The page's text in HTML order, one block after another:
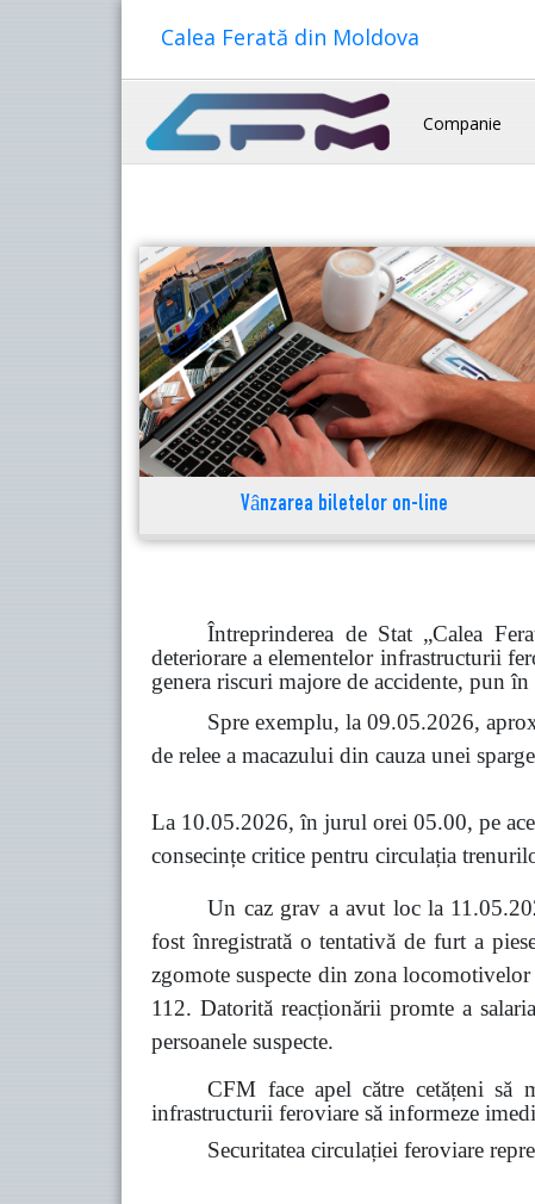
Calea Ferată din Moldova
Companie
Vânzarea biletelor on-line
Întreprinderea de Stat „Calea
deteriorare a elementelor infrastructurii
genera riscuri majore de accidente, pun
Spre exemplu, la 09.05.2026,
de relee a macazului din cauza unei
La 10.05.2026, în jurul orei 05.00, pe
consecințe critice pentru circulația
Un caz grav a avut loc la
fost înregistrată o tentativă de furt a
zgomote suspecte din zona
112. Datorită reacționării promte a
persoanele suspecte.
CFM face apel către cetățeni să
infrastructurii feroviare să informeze
Securitatea circulației feroviare